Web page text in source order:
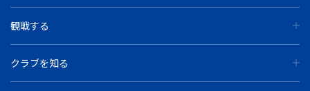
観戦する
クラブを知る